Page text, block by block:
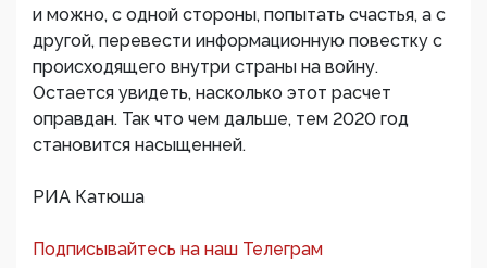
и можно, с одной стороны, попытать счастья, а с
другой, перевести информационную повестку с
происходящего внутри страны на войну.
Остается увидеть, насколько этот расчет
оправдан. Так что чем дальше, тем 2020 год
становится насыщенней.
РИА Катюша
Подписывайтесь на наш Телеграм